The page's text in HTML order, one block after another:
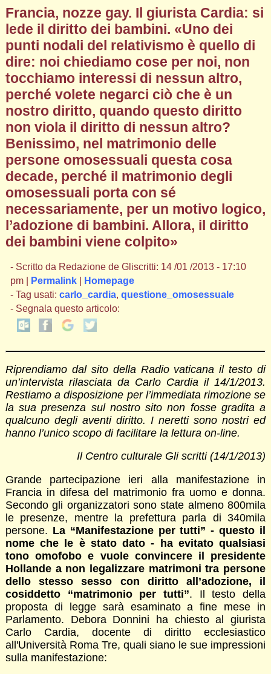
Francia, nozze gay. Il giurista Cardia: si
lede il diritto dei bambini. «Uno dei
punti nodali del relativismo è quello di
dire: noi chiediamo cose per noi, non
tocchiamo interessi di nessun altro,
perché volete negarci ciò che è un
nostro diritto, quando questo diritto
non viola il diritto di nessun altro?
Benissimo, nel matrimonio delle
persone omosessuali questa cosa
decade, perché il matrimonio degli
omosessuali porta con sé
necessariamente, per un motivo logico,
l’adozione di bambini. Allora, il diritto
dei bambini viene colpito»
- Scritto da Redazione de Gliscritti: 14 /01 /2013 - 17:10
pm |
Permalink|
Homepage
- Tag usati: carlo_cardia, questione_omosessuale
- Segnala questo articolo:
Riprendiamo dal sito della Radio vaticana il testo di
un’intervista rilasciata da Carlo Cardia il 14/1/2013.
Restiamo a disposizione per l’immediata rimozione se
la sua presenza sul nostro sito non fosse gradita a
qualcuno degli aventi diritto. I neretti sono nostri ed
hanno l’unico scopo di facilitare la lettura on-line.
Il Centro culturale Gli scritti (14/1/2013)
Grande partecipazione ieri alla manifestazione in
Francia in difesa del matrimonio fra uomo e donna.
Secondo gli organizzatori sono state almeno 800mila
le presenze, mentre la prefettura parla di 340mila
persone. La “Manifestazione per tutti” - questo il
nome che le è stato dato - ha evitato qualsiasi
tono omofobo e vuole convincere il presidente
Hollande a non legalizzare matrimoni tra persone
dello stesso sesso con diritto all’adozione, il
cosiddetto “matrimonio per tutti”. Il testo della
proposta di legge sarà esaminato a fine mese in
Parlamento. Debora Donnini ha chiesto al giurista
Carlo Cardia, docente di diritto ecclesiastico
all'Università Roma Tre, quali siano le sue impressioni
sulla manifestazione: